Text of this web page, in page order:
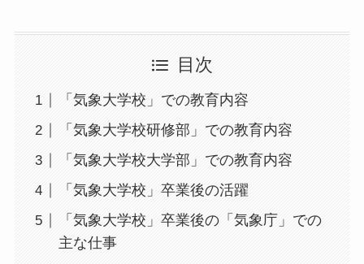
目次
「気象大学校」での教育内容
「気象大学校研修部」での教育内容
「気象大学校大学部」での教育内容
「気象大学校」卒業後の活躍
「気象大学校」卒業後の「気象庁」での
主な仕事